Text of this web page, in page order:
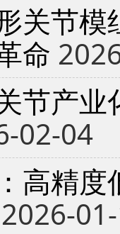
关节
命
节产
02-04
高精
2026-